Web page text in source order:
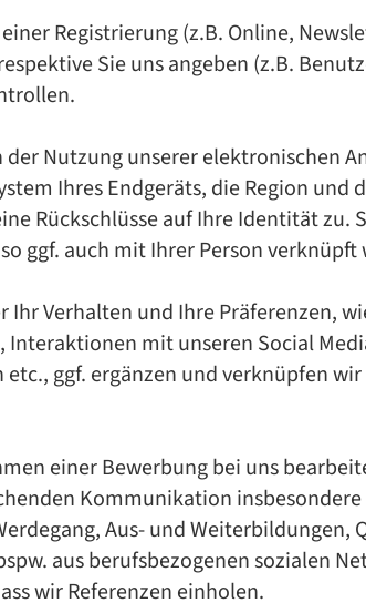
Re­gis­trie­rung (z.B. On­line,
Sie uns an­ge­ben (z.B.
der Nut­zung un­se­rer elek­tro­ni­schen
Ih­res End­ge­räts, die Re­gi­on
Rück­schlüs­se auf Ihre Iden­ti­tät
ggf. auch mit Ih­rer Per­son ver­knüpft
Ihr Ver­hal­ten und Ihre Prä­fe­ren­zen,
mit un­se­ren So­ci­al
ggf. er­gän­zen und ver­knüp­fen
ei­ner Be­wer­bung bei uns
Kom­mu­ni­ka­ti­on
Aus- und Wei­ter­bil­dun­gen,
aus be­rufs­be­zo­ge­nen so­zia­len
wir Re­fe­ren­zen ein­ho­len.